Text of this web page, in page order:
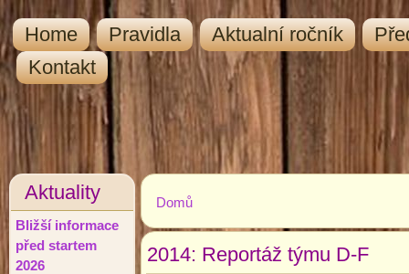
Home Pravidla Aktualní ročník
Kontakt
Aktuality
Bližší informace
před startem
2026
Jste zde
Domů
2014: Reportáž týmu D-F